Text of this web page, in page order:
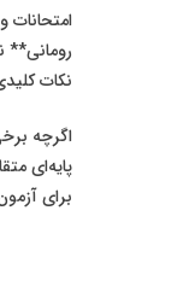
رومانی**
نکات
اگرچه
پایه‌ای
برای